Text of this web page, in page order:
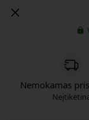
Nemokamas